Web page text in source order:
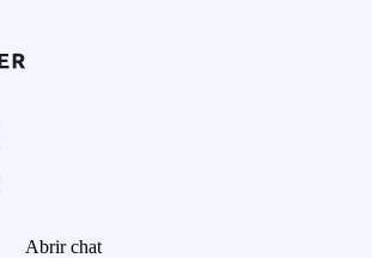
Abrir chat